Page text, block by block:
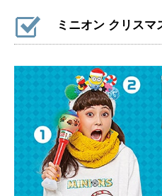
ミニオン クリスマ